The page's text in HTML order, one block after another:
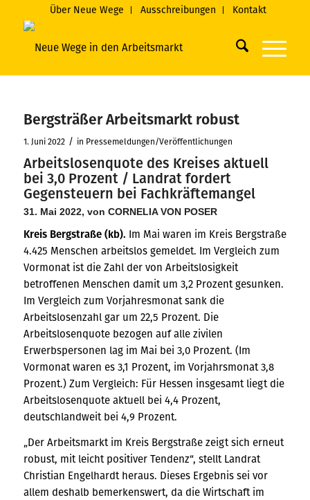
Über Neue Wege Ausschreibungen Kontakt
Bergsträßer Arbeitsmarkt robust
1. Juni 2022 / in Pressemeldungen/Veröffentlichungen
Arbeitslosenquote des Kreises aktuell
bei 3,0 Prozent / Landrat fordert
Gegensteuern bei Fachkräftemangel
31. Mai 2022, von CORNELIA VON POSER
Kreis Bergstraße (kb). Im Mai waren im Kreis Bergstraße
4.425 Menschen arbeitslos gemeldet. Im Vergleich zum
Vormonat ist die Zahl der von Arbeitslosigkeit
betroffenen Menschen damit um 3,2 Prozent gesunken.
Im Vergleich zum Vorjahresmonat sank die
Arbeitslosenzahl gar um 22,5 Prozent. Die
Arbeitslosenquote bezogen auf alle zivilen
Erwerbspersonen lag im Mai bei 3,0 Prozent. (Im
Vormonat waren es 3,1 Prozent, im Vorjahrsmonat 3,8
Prozent.) Zum Vergleich: Für Hessen insgesamt liegt die
Arbeitslosenquote aktuell bei 4,4 Prozent,
deutschlandweit bei 4,9 Prozent.
„Der Arbeitsmarkt im Kreis Bergstraße zeigt sich erneut
robust, mit leicht positiver Tendenz“, stellt Landrat
Christian Engelhardt heraus. Dieses Ergebnis sei vor
allem deshalb bemerkenswert, da die Wirtschaft im